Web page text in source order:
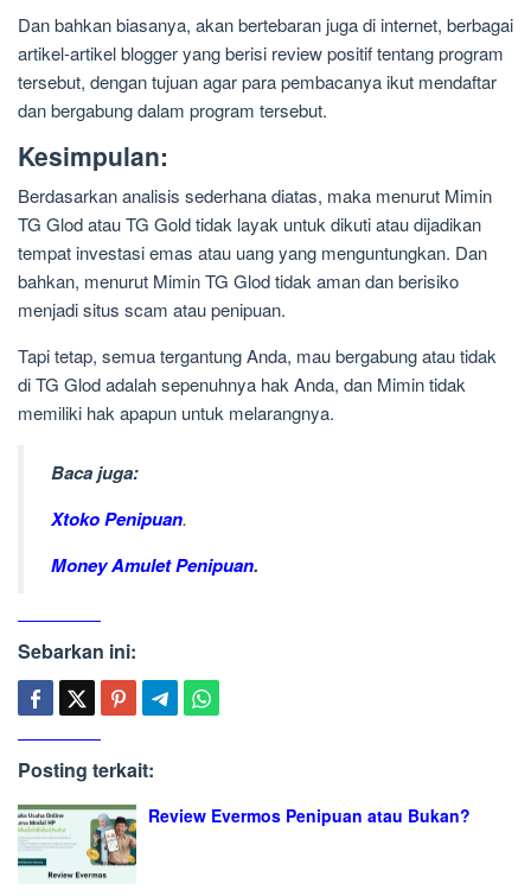
Dan bahkan biasanya, akan bertebaran juga di internet, berbagai
artikel-artikel blogger yang berisi review positif tentang program
tersebut, dengan tujuan agar para pembacanya ikut mendaftar
dan bergabung dalam program tersebut.
Kesimpulan:
Berdasarkan analisis sederhana diatas, maka menurut Mimin
TG Glod atau TG Gold tidak layak untuk dikuti atau dijadikan
tempat investasi emas atau uang yang menguntungkan. Dan
bahkan, menurut Mimin TG Glod tidak aman dan berisiko
menjadi situs scam atau penipuan.
Tapi tetap, semua tergantung Anda, mau bergabung atau tidak
di TG Glod adalah sepenuhnya hak Anda, dan Mimin tidak
memiliki hak apapun untuk melarangnya.
Baca juga:
Xtoko Penipuan.
Money Amulet Penipuan.
Sebarkan ini:
Posting terkait:
Review Evermos Penipuan atau Bukan?